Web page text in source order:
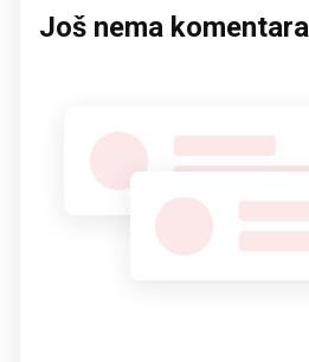
Još nema komentara